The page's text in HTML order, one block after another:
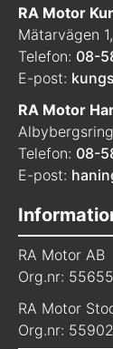
RA Motor
Mätarvägen
Telefon: 08-
E-post:
RA Motor
Telefon: 08-
E-post:
RA Motor AB
Org.nr:
RA Motor
Org.nr: